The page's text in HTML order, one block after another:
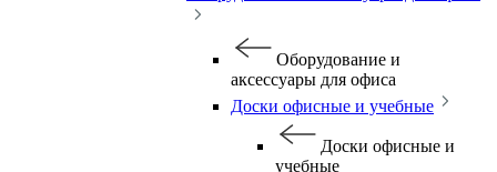
Оборудование и
аксессуары для офиса
Доски офисные и учебные
Доски офисные и
учебные